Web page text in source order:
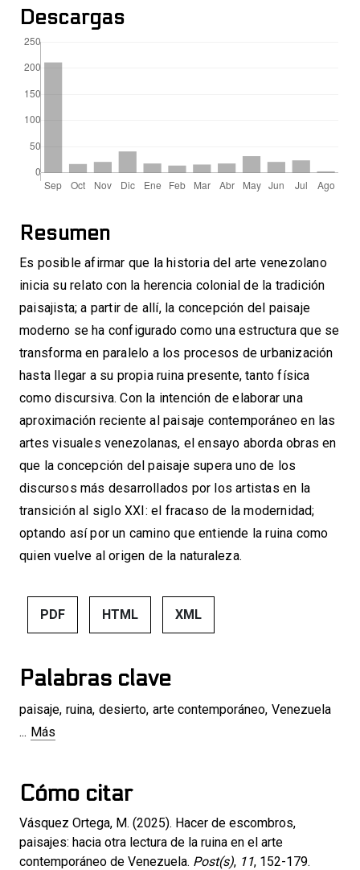
Palabras clave
paisaje, ruina, desierto, arte contemporáneo, Venezuela
... Más
Descargas
Cómo citar
Vásquez Ortega, M. (2025). Hacer de escombros,
paisajes: hacia otra lectura de la ruina en el arte
contemporáneo de Venezuela. Post(s), 11, 152-179.
Resumen
Es posible afirmar que la historia del arte venezolano
inicia su relato con la herencia colonial de la tradición
paisajista; a partir de allí, la concepción del paisaje
moderno se ha configurado como una estructura que se
transforma en paralelo a los procesos de urbanización
hasta llegar a su propia ruina presente, tanto física
como discursiva. Con la intención de elaborar una
aproximación reciente al paisaje contemporáneo en las
artes visuales venezolanas, el ensayo aborda obras en
que la concepción del paisaje supera uno de los
discursos más desarrollados por los artistas en la
transición al siglo XXI: el fracaso de la modernidad;
optando así por un camino que entiende la ruina como
quien vuelve al origen de la naturaleza.
PDF HTML XML